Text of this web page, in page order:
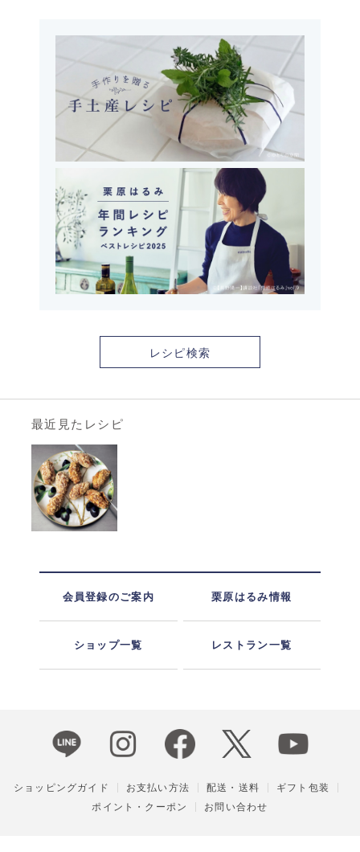
レシピ検索
最近見たレシピ
会員登録のご案内 栗原はるみ情報
ショップ一覧 レストラン一覧
ショッピングガイド お支払い方法 配送・送料
ギフト包装
ポイント・クーポン
お問い合わせ